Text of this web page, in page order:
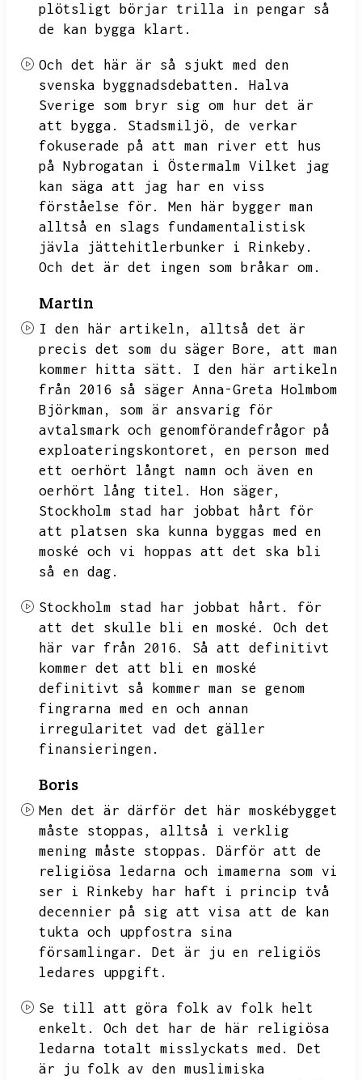
plötsligt börjar trilla in pengar så
de kan bygga klart.
Och det här är så sjukt med den
svenska byggnadsdebatten.
Halva
Sverige som bryr sig om hur det är
att bygga.
Stadsmiljö,
de verkar
fokuserade på att man river ett hus
på Nybrogatan i Östermalm Vilket jag
kan säga att jag har en viss
förståelse för.
Men här bygger man
alltså en slags fundamentalistisk
jävla jättehitlerbunker i Rinkeby.
Och det är det ingen som bråkar om.
Martin
I den här artikeln,
alltså det är
precis det som du säger Bore,
att man
kommer hitta sätt.
I den här artikeln
från 2016 så säger Anna-Greta Holmbom
Björkman,
som är ansvarig för
avtalsmark och genomförandefrågor på
exploateringskontoret,
en person med
ett oerhört långt namn och även en
oerhört lång titel.
Hon säger,
Stockholm stad har jobbat hårt för
att platsen ska kunna byggas med en
moské och vi hoppas att det ska bli
så en dag.
Stockholm stad har jobbat hårt.
för
att det skulle bli en moské.
Och det
här var från 2016.
Så att definitivt
kommer det att bli en moské
definitivt så kommer man se genom
fingrarna med en och annan
irregularitet vad det gäller
finansieringen.
Boris
Men det är därför det här moskébygget
måste stoppas,
alltså i verklig
mening måste stoppas.
Därför att de
religiösa ledarna och imamerna som vi
ser i Rinkeby har haft i princip två
decennier på sig att visa att de kan
tukta och uppfostra sina
församlingar.
Det är ju en religiös
ledares uppgift.
Se till att göra folk av folk helt
enkelt.
Och det har de här religiösa
ledarna totalt misslyckats med.
Det
är ju folk av den muslimiska